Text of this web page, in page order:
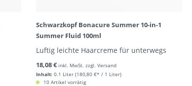
Schwarzkopf Bonacure Summer 10-in-1
Summer Fluid 100ml
Luftig leichte Haarcreme für unterwegs
Inhalt: 0.1 Liter (180,80 €* / 1 Liter)
18,08 € inkl. MwSt. zzgl. Versand
10 Artikel vorrätig